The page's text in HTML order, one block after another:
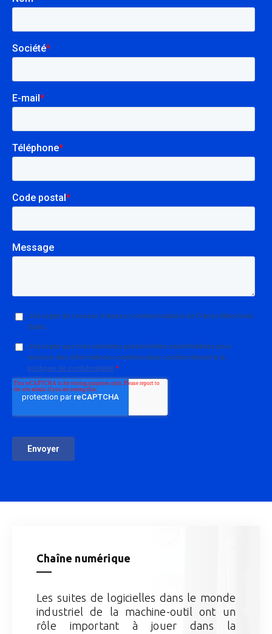
Chaîne numérique
Les suites de logicielles dans le monde
industriel de la machine-outil ont un
rôle important à jouer dans la